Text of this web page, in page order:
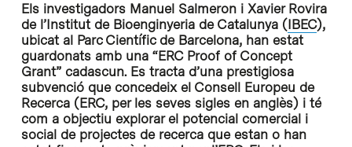
Els investigadors Manuel Salmeron i Xavier Rovira
de l’Institut de Bioenginyeria de Catalunya (IBEC),
ubicat al Parc Científic de Barcelona, han estat
guardonats amb una “ERC Proof of Concept
Grant” cadascun. Es tracta d’una prestigiosa
subvenció que concedeix el Consell Europeu de
Recerca (ERC, per les seves sigles en anglès) i té
com a objectiu explorar el potencial comercial i
social de projectes de recerca que estan o han